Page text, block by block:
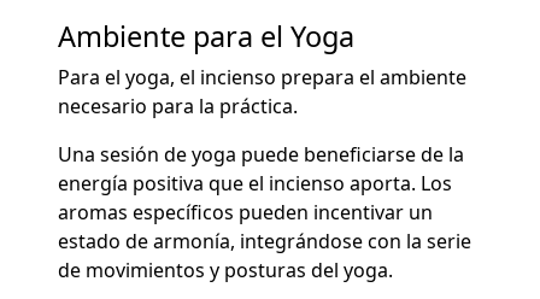
Ambiente para el Yoga
Para el yoga, el incienso prepara el ambiente
necesario para la práctica.
Una sesión de yoga puede beneficiarse de la
energía positiva que el incienso aporta. Los
aromas específicos pueden incentivar un
estado de armonía, integrándose con la serie
de movimientos y posturas del yoga.